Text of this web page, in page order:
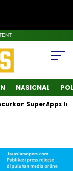
NASIONAL
SuperApps